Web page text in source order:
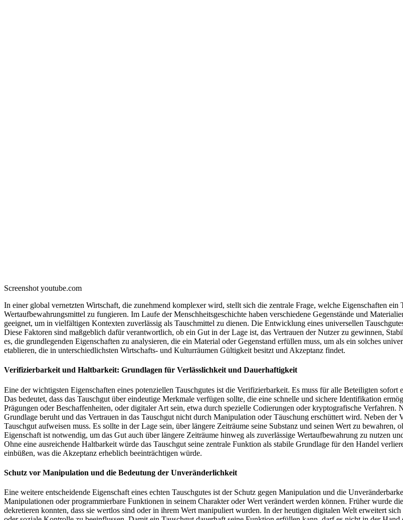
Screenshot youtube.com
In einer global vernetzten Wirtschaft, die zunehmend komplexer wird, stellt sich die zentrale Frage, welche Eigenschaften ein
Wertaufbewahrungsmittel zu fungieren. Im Laufe der Menschheitsgeschichte haben verschiedene Gegenstände und
geeignet, um in vielfältigen Kontexten zuverlässig als Tauschmittel zu dienen. Die Entwicklung eines universellen
Diese Faktoren sind maßgeblich dafür verantwortlich, ob ein Gut in der Lage ist, das Vertrauen der Nutzer zu gewinnen,
es, die grundlegenden Eigenschaften zu analysieren, die ein Material oder Gegenstand erfüllen muss, um als ein solches
etablieren, die in unterschiedlichsten Wirtschafts- und Kulturräumen Gültigkeit besitzt und Akzeptanz findet.
Verifizierbarkeit und Haltbarkeit: Grundlagen für Verlässlichkeit und Dauerhaftigkeit
Eine der wichtigsten Eigenschaften eines potenziellen Tauschgutes ist die Verifizierbarkeit. Es muss für alle Beteiligten
Das bedeutet, dass das Tauschgut über eindeutige Merkmale verfügen sollte, die eine schnelle und sichere Identifikation
Prägungen oder Beschaffenheiten, oder digitaler Art sein, etwa durch spezielle Codierungen oder kryptografische Verfahren.
Grundlage beruht und das Vertrauen in das Tauschgut nicht durch Manipulation oder Täuschung erschüttert wird. Neben
Tauschgut aufweisen muss. Es sollte in der Lage sein, über längere Zeiträume seine Substanz und seinen Wert zu
Eigenschaft ist notwendig, um das Gut auch über längere Zeiträume hinweg als zuverlässige Wertaufbewahrung zu nutzen
Ohne eine ausreichende Haltbarkeit würde das Tauschgut seine zentrale Funktion als stabile Grundlage für den Handel
einbüßen, was die Akzeptanz erheblich beeinträchtigen würde.
Schutz vor Manipulation und die Bedeutung der Unveränderlichkeit
Eine weitere entscheidende Eigenschaft eines echten Tauschgutes ist der Schutz gegen Manipulation und die
Manipulationen oder programmierbare Funktionen in seinem Charakter oder Wert verändert werden können. Früher wurde
dekretieren konnten, dass sie wertlos sind oder in ihrem Wert manipuliert wurden. In der heutigen digitalen Welt erweitert